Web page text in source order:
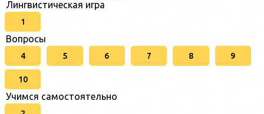
Лингвистическая игра
1
Вопросы
4 5 6 7 8 9
10
Учимся самостоятельно